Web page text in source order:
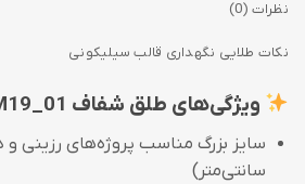
نظرات (0)
نکات طلایی نگهداری قالب سیلیکونی
ویژگی‌های طلق شفاف PM19_01
سانتی‌متر)